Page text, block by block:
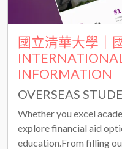
國立清華大學｜
INFORMATION
OVERSEAS
Whether you excel
explore financial aid
education.From filling